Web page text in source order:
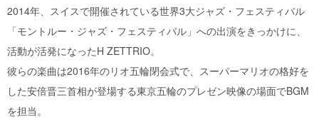
2014年、スイスで開催されている世界3大ジャズ・フェスティバル
「モントルー・ジャズ・フェスティバル」への出演をきっかけに、
活動が活発になったH ZETTRIO。
彼らの楽曲は2016年のリオ五輪閉会式で、スーパーマリオの格好を
した安倍晋三首相が登場する東京五輪のプレゼン映像の場面でBGM
を担当。